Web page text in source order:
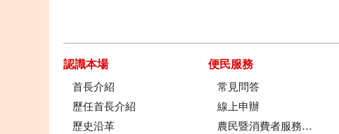
認識本場
首長介紹
歷任首長介紹
歷史沿革
便民服務
常見問答
線上申辦
農民暨消費者服務中心